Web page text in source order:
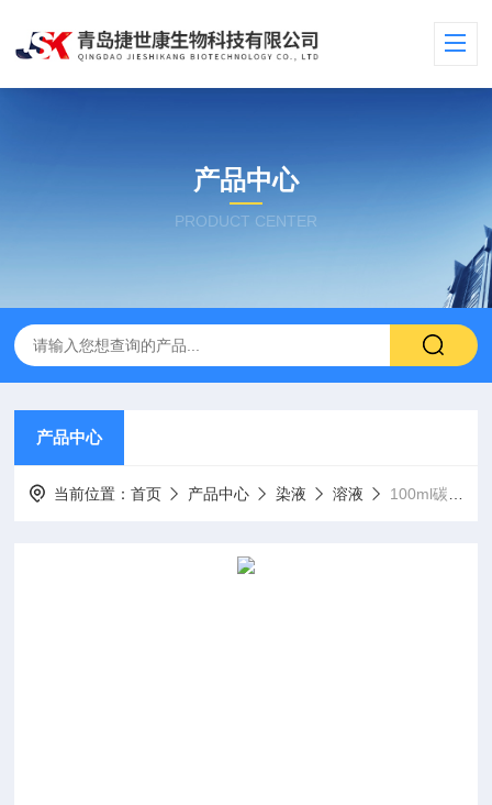
产品中心
PRODUCT CENTER
产品中心
当前位置：首页 产品中心 染液 溶液 100ml碳酸氢钠溶液